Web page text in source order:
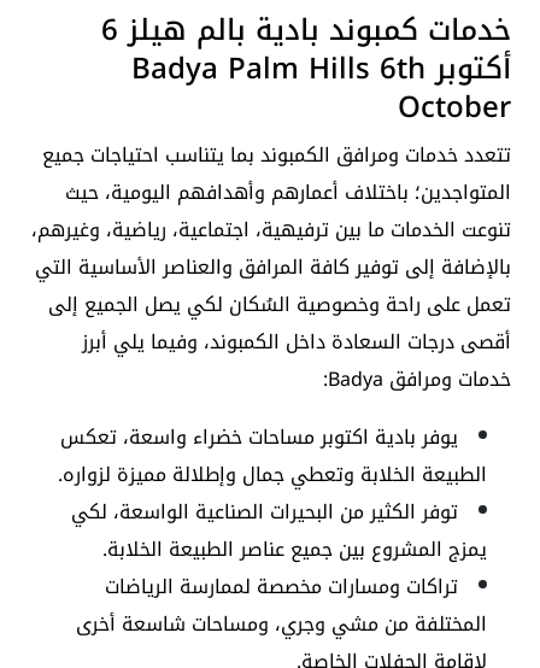
خدمات كمبوند بادية بالم هيلز 6
أكتوبر Badya Palm Hills 6th
October
تتعدد خدمات ومرافق الكمبوند بما يتناسب احتياجات جميع
المتواجدين؛ باختلاف أعمارهم وأهدافهم اليومية، حيث
تنوعت الخدمات ما بين ترفيهية، اجتماعية، رياضية، وغيرهم،
بالإضافة إلى توفير كافة المرافق والعناصر الأساسية التي
تعمل على راحة وخصوصية السُكان لكي يصل الجميع إلى
أقصى درجات السعادة داخل الكمبوند، وفيما يلي أبرز
خدمات ومرافق Badya:
يوفر بادية اكتوبر مساحات خضراء واسعة، تعكس
الطبيعة الخلابة وتعطي جمال وإطلالة مميزة لزواره.
توفر الكثير من البحيرات الصناعية الواسعة، لكي
يمزج المشروع بين جميع عناصر الطبيعة الخلابة.
تراكات ومسارات مخصصة لممارسة الرياضات
المختلفة من مشي وجري، ومساحات شاسعة أخرى